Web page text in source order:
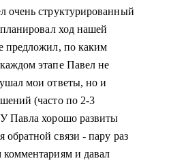
очень структурированный
ход нашей
предложил, по каким
этапе Павел не
мои ответы, но и
(часто по 2-3
Павла хорошо развиты
обратной связи - пару раз
и давал